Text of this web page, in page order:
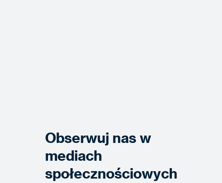
Obserwuj nas w
mediach
społecznościowych